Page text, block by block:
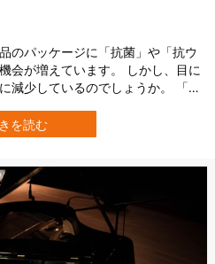
のパッケージに「抗菌」や「抗ウ
会が増えています。 しかし、目に
減少しているのでしょうか。 「効
どのように検証しているのか、そ
た抗菌技術がどのような原理で働
を読む